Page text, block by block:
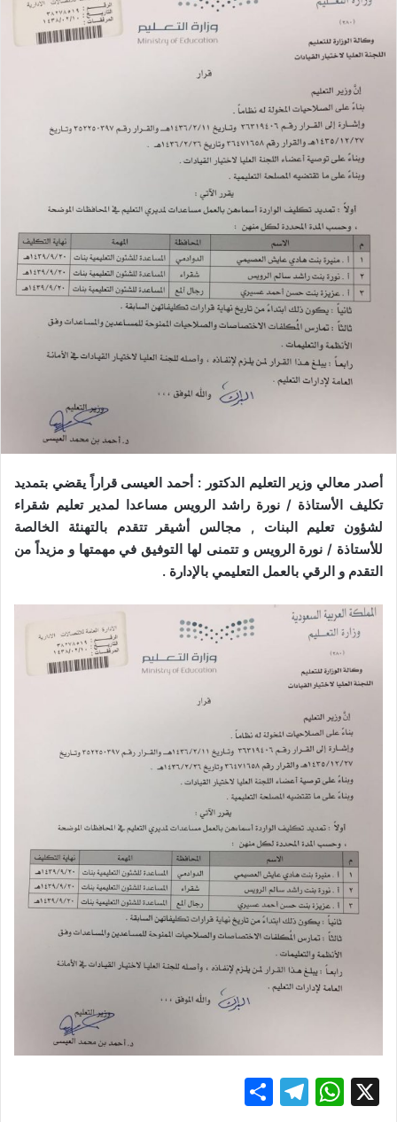
أصدر معالي وزير التعليم الدكتور : أحمد العيسى قراراً يقضي بتمديد
تكليف الأستاذة / نورة راشد الرويس مساعدا لمدير تعليم شقراء
لشؤون تعليم البنات , مجالس أشيقر تتقدم بالتهنئة الخالصة
للأستاذة / نورة الرويس و تتمنى لها التوفيق في مهمتها و مزيداً من
التقدم و الرقي بالعمل التعليمي بالإدارة .
X
W
T